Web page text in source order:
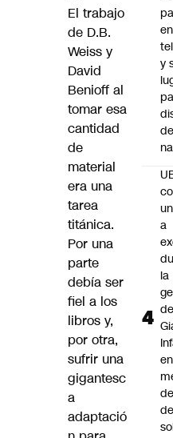
El trabajo
de D.B.
Weiss y
David
Benioff al
tomar esa
cantidad
de
material
era una
tarea
titánica.
Por una
parte
debía ser
fiel a los
libros y,
por otra,
sufrir una
gigantesc
a
adaptació
en
y
a
la
de
en
de